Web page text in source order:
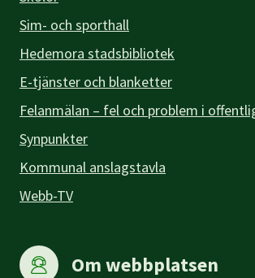
Sim- och sporthall
Hedemora stadsbibliotek
E-tjänster och blanketter
Felanmälan – fel och problem i
Synpunkter
Kommunal anslagstavla
Webb-TV
Om webbplatsen